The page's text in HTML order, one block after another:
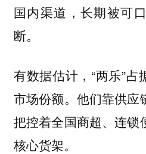
国内渠道，长期被可
断。
有数据估计，“两乐”占
市场份额。他们靠供应
把控着全国商超、连锁
核心货架。